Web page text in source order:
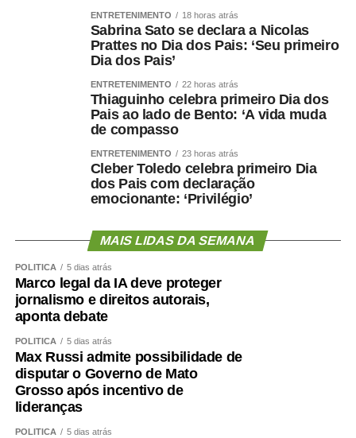
ENTRETENIMENTO 18 horas atrás
Sabrina Sato se declara a Nicolas
Prattes no Dia dos Pais: ‘Seu primeiro
Dia dos Pais’
ENTRETENIMENTO 22 horas atrás
Thiaguinho celebra primeiro Dia dos
Pais ao lado de Bento: ‘A vida muda
de compasso
ENTRETENIMENTO 23 horas atrás
Cleber Toledo celebra primeiro Dia
dos Pais com declaração
emocionante: ‘Privilégio’
MAIS LIDAS DA SEMANA
POLÍTICA 5 dias atrás
Marco legal da IA deve proteger
jornalismo e direitos autorais,
aponta debate
POLÍTICA 5 dias atrás
Max Russi admite possibilidade de
disputar o Governo de Mato
Grosso após incentivo de
lideranças
POLÍTICA 5 dias atrás